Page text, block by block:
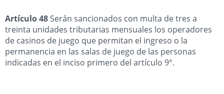
Artículo 48Serán sancionados con multa de tres a
treinta unidades tributarias mensuales los operadores
de casinos de juego que permitan el ingreso o la
permanencia en las salas de juego de las personas
indicadas en el inciso primero del artículo 9°.